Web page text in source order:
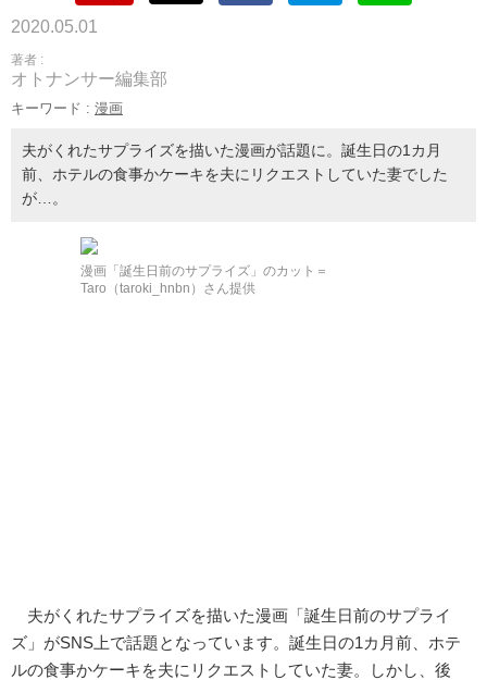
2020.05.01
著者 :
オトナンサー編集部
キーワード : 漫画
夫がくれたサプライズを描いた漫画が話題に。誕生日の1カ月
前、ホテルの食事かケーキを夫にリクエストしていた妻でした
が…。
漫画「誕生日前のサプライズ」のカット＝
Taro（taroki_hnbn）さん提供
夫がくれたサプライズを描いた漫画「誕生日前のサプライ
ズ」がSNS上で話題となっています。誕生日の1カ月前、ホテ
ルの食事かケーキを夫にリクエストしていた妻。しかし、後